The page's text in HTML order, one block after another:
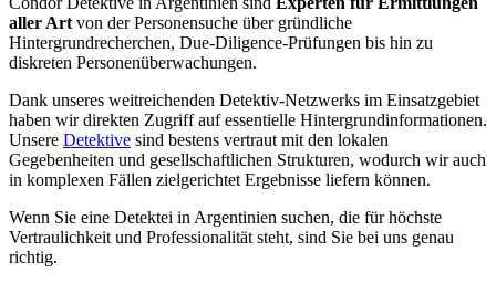
aller Art von der Personensuche über gründliche
Hintergrundrecherchen, Due-Diligence-Prüfungen bis hin zu
diskreten Personenüberwachungen.
Dank unseres weitreichenden Detektiv-Netzwerks im Einsatzgebiet
haben wir direkten Zugriff auf essentielle Hintergrundinformationen.
Unsere Detektive sind bestens vertraut mit den lokalen
Gegebenheiten und gesellschaftlichen Strukturen, wodurch wir auch
in komplexen Fällen zielgerichtet Ergebnisse liefern können.
Wenn Sie eine Detektei in Argentinien suchen, die für höchste
Vertraulichkeit und Professionalität steht, sind Sie bei uns genau
richtig.